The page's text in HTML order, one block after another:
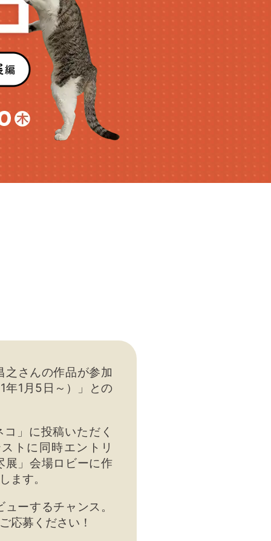
之さんの作品が参加
年1月5日～）」との
」に投稿いただく
トに同時エントリ
展」会場ロビーに作
ます。
ーするチャンス。
応募ください！